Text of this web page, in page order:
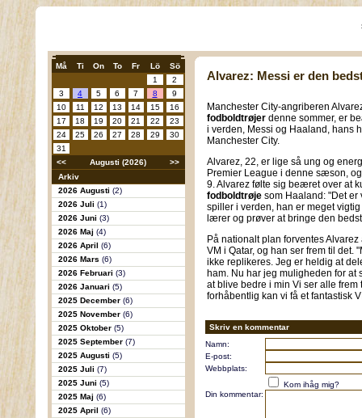
Må Ti On To Fr Lö
Sö
1
2
3
4 5 6 7 8
9
10
11 12 13 14 15
16
17
18 19 20 21 22
23
24
25 26 27 28 29
30
31
<<
Augusti (2026)
>>
Arkiv
2026 Augusti (2)
2026 Juli (1)
2026 Juni (3)
2026 Maj (4)
2026 April (6)
2026 Mars (6)
2026 Februari (3)
2026 Januari (5)
2025 December (6)
2025 November (6)
2025 Oktober (5)
2025 September (7)
2025 Augusti (5)
2025 Juli (7)
2025 Juni (5)
2025 Maj (6)
2025 April (6)
Alvarez: Messi er den
Manchester City-angriberen
fodboldtrøjer denne sommer, er
i verden, Messi og Haaland, hans
Manchester City.
Alvarez, 22, er lige så ung og
Premier League i denne sæson,
9. Alvarez følte sig beæret over at
fodboldtrøje som Haaland: "Det
spiller i verden, han er meget
lærer og prøver at bringe den
På nationalt plan forventes
VM i Qatar, og han ser frem til det.
ikke replikeres. Jeg er heldig at
ham. Nu har jeg muligheden for
at blive bedre i min Vi ser alle
forhåbentlig kan vi få et fantastisk
Skriv en kommentar
Namn:
E-post:
Webbplats:
Kom ihåg mig?
Din kommentar: